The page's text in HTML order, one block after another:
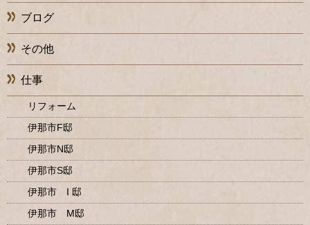
ブログ
その他
仕事
リフォーム
伊那市F邸
伊那市N邸
伊那市S邸
伊那市 I 邸
伊那市 M邸